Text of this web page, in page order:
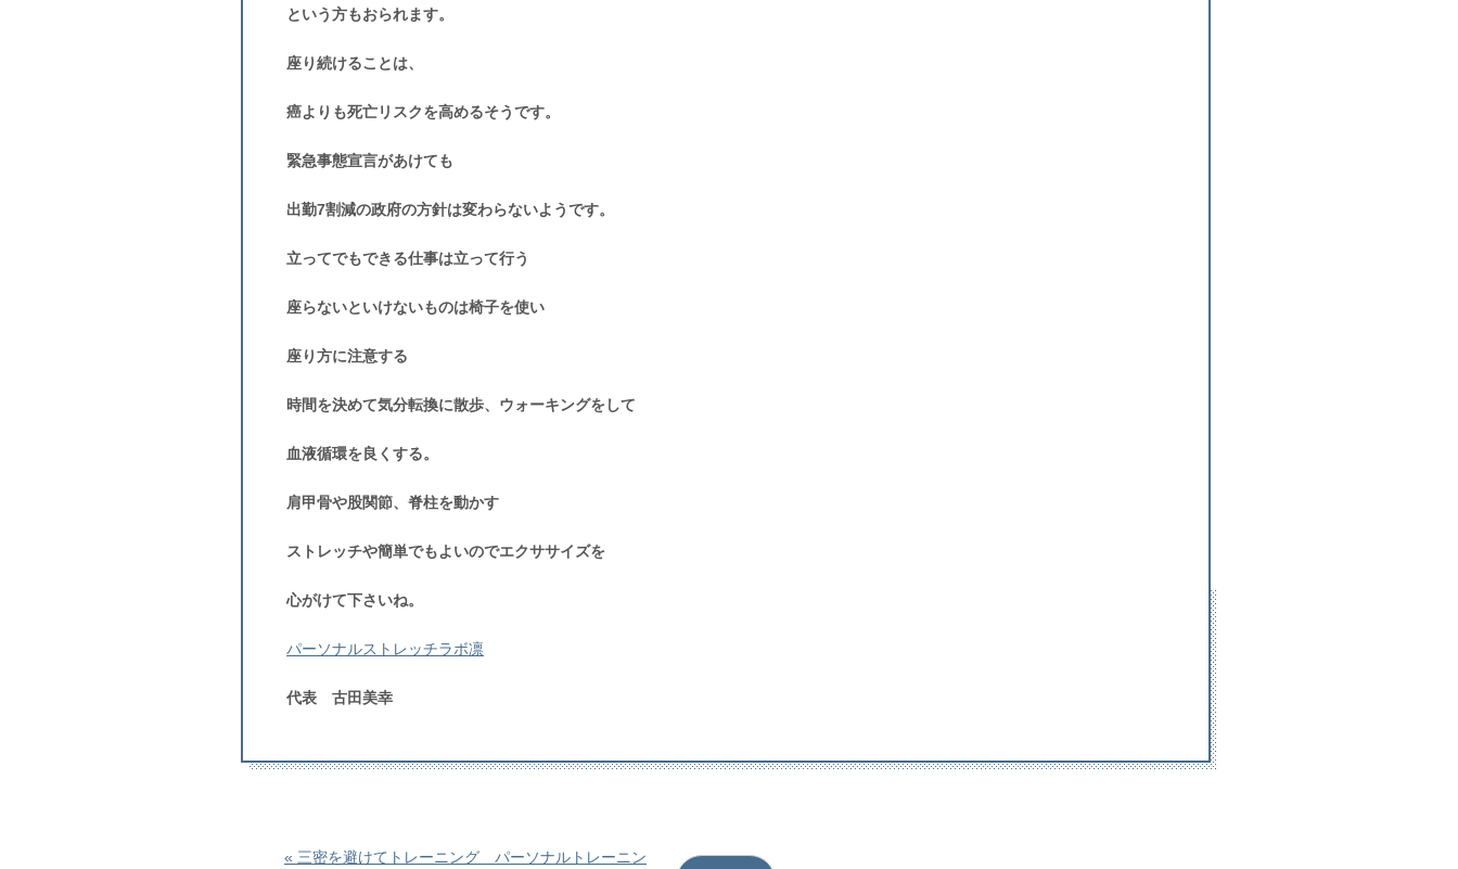
という方もおられます。
座り続けることは、
癌よりも死亡リスクを高めるそうです。
緊急事態宣言があけても
出勤7割減の政府の方針は変わらないようです。
立ってでもできる仕事は立って行う
座らないといけないものは椅子を使い
座り方に注意する
時間を決めて気分転換に散歩、ウォーキングをして
血液循環を良くする。
肩甲骨や股関節、脊柱を動かす
ストレッチや簡単でもよいのでエクササイズを
心がけて下さいね。
パーソナルストレッチラボ凛
代表 古田美幸
« 三密を避けてトレーニング パーソナルトレーニン